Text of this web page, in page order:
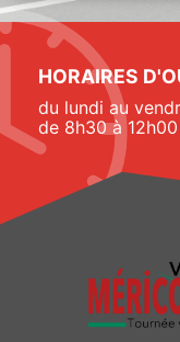
HORAIRES
du lundi au
de 8h30 à